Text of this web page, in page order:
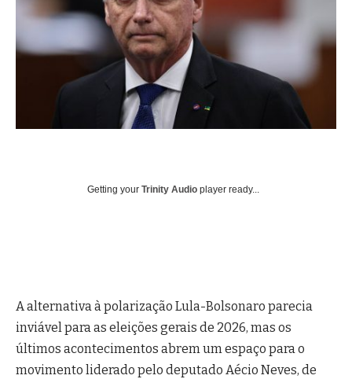
Getting your Trinity Audio player ready...
A alternativa à polarização Lula-Bolsonaro parecia
inviável para as eleições gerais de 2026, mas os
últimos acontecimentos abrem um espaço para o
movimento liderado pelo deputado Aécio Neves, de